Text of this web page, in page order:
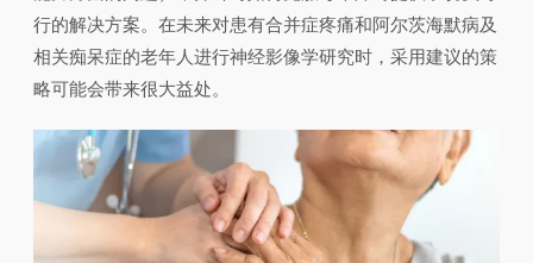
行的解决方案。在未来对患有合并症疼痛和阿尔茨海默病及
相关痴呆症的老年人进行神经影像学研究时，采用建议的策
略可能会带来很大益处。